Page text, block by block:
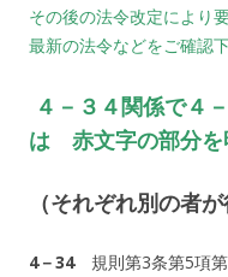
その後の法令改定により
最新の法令などをご確認下
４－３４関係で４
は 赤文字の部分を
（それぞれ別の者
4－34規則第3条第5項第